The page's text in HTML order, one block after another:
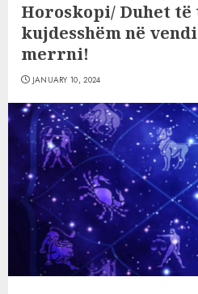
Horoskopi/ Duhet
kujdesshëm në
merrni!
JANUARY 10, 2024